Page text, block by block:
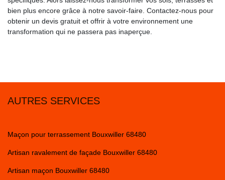
bien plus encore grâce à notre savoir-faire. Contactez-nous pour
obtenir un devis gratuit et offrir à votre environnement une
transformation qui ne passera pas inaperçue.
AUTRES SERVICES
Maçon pour terrassement Bouxwiller 68480
Artisan ravalement de façade Bouxwiller 68480
Artisan maçon Bouxwiller 68480